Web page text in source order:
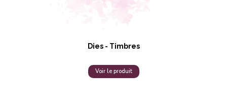
Dies - Timbres
Voir le produit